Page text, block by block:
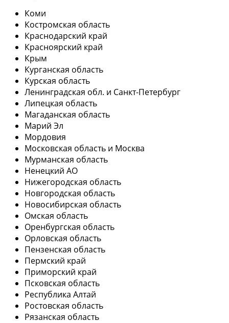
Коми
Костромская область
Краснодарский край
Красноярский край
Крым
Курганская область
Курская область
Ленинградская обл. и Санкт-Петербург
Липецкая область
Магаданская область
Марий Эл
Мордовия
Московская область и Москва
Мурманская область
Ненецкий АО
Нижегородская область
Новгородская область
Новосибирская область
Омская область
Оренбургская область
Орловская область
Пензенская область
Пермский край
Приморский край
Псковская область
Республика Алтай
Ростовская область
Рязанская область